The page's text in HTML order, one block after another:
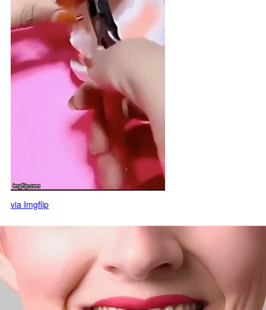
via Imgflip